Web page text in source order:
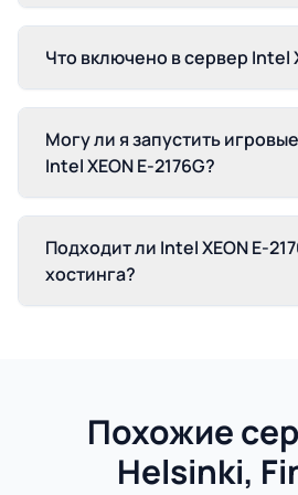
Что включено в сервер Intel
Могу ли я запустить
Intel XEON E-2176G?
Подходит ли Intel XEON E-
хостинга?
Похожие
Helsinki,